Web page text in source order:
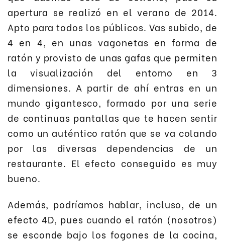
apertura se realizó en el verano de 2014.
Apto para todos los públicos. Vas subido, de
4 en 4, en unas vagonetas en forma de
ratón y provisto de unas gafas que permiten
la visualización del entorno en 3
dimensiones. A partir de ahí entras en un
mundo gigantesco, formado por una serie
de continuas pantallas que te hacen sentir
como un auténtico ratón que se va colando
por las diversas dependencias de un
restaurante. El efecto conseguido es muy
bueno.
Además, podríamos hablar, incluso, de un
efecto 4D, pues cuando el ratón (nosotros)
se esconde bajo los fogones de la cocina,